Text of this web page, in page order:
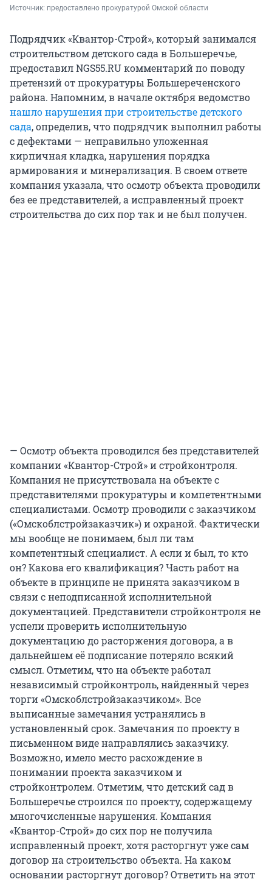
Источник: предоставлено прокуратурой Омской области
Подрядчик «Квантор-Строй», который занимался
строительством детского сада в Большеречье,
предоставил NGS55.RU комментарий по поводу
претензий от прокуратуры Большереченского
района. Напомним, в начале октября ведомство
нашло нарушения при строительстве детского
сада, определив, что подрядчик выполнил работы
с дефектами — неправильно уложенная
кирпичная кладка, нарушения порядка
армирования и минерализация. В своем ответе
компания указала, что осмотр объекта проводили
без ее представителей, а исправленный проект
строительства до сих пор так и не был получен.
— Осмотр объекта проводился без представителей
компании «Квантор-Строй» и стройконтроля.
Компания не присутствовала на объекте с
представителями прокуратуры и компетентными
специалистами. Осмотр проводили с заказчиком
(«Омскоблстройзаказчик») и охраной. Фактически
мы вообще не понимаем, был ли там
компетентный специалист. А если и был, то кто
он? Какова его квалификация? Часть работ на
объекте в принципе не принята заказчиком в
связи с неподписанной исполнительной
документацией. Представители стройконтроля не
успели проверить исполнительную
документацию до расторжения договора, а в
дальнейшем её подписание потеряло всякий
смысл. Отметим, что на объекте работал
независимый стройконтроль, найденный через
торги «Омскоблстройзаказчиком». Все
выписанные замечания устранялись в
установленный срок. Замечания по проекту в
письменном виде направлялись заказчику.
Возможно, имело место расхождение в
понимании проекта заказчиком и
стройконтролем. Отметим, что детский сад в
Большеречье строился по проекту, содержащему
многочисленные нарушения. Компания
«Квантор-Строй» до сих пор не получила
исправленный проект, хотя расторгнут уже сам
договор на строительство объекта. На каком
основании расторгнут договор? Ответить на этот